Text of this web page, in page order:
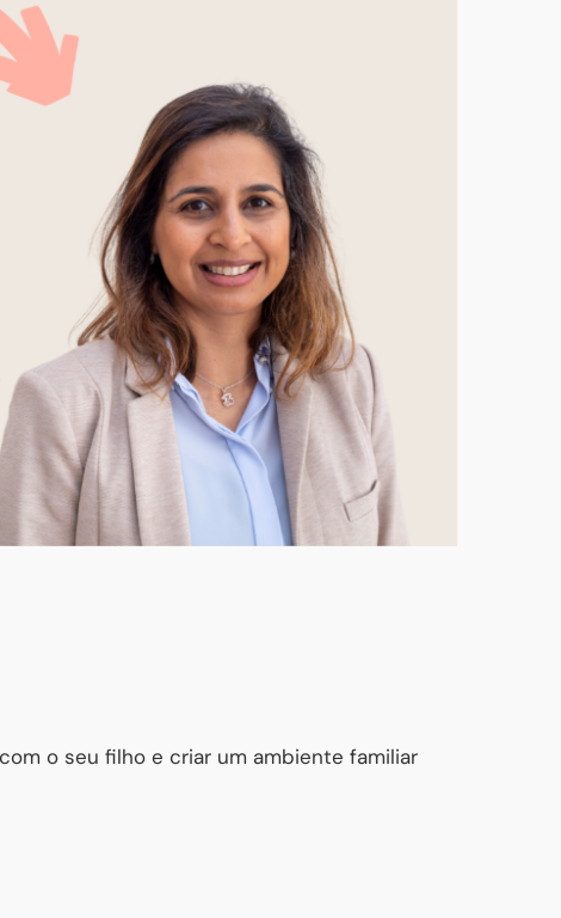
o seu filho e criar um ambiente familiar